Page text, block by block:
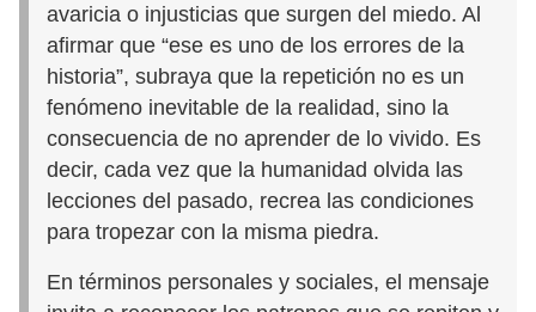
avaricia o injusticias que surgen del miedo. Al
afirmar que “ese es uno de los errores de la
historia”, subraya que la repetición no es un
fenómeno inevitable de la realidad, sino la
consecuencia de no aprender de lo vivido. Es
decir, cada vez que la humanidad olvida las
lecciones del pasado, recrea las condiciones
para tropezar con la misma piedra.
En términos personales y sociales, el mensaje